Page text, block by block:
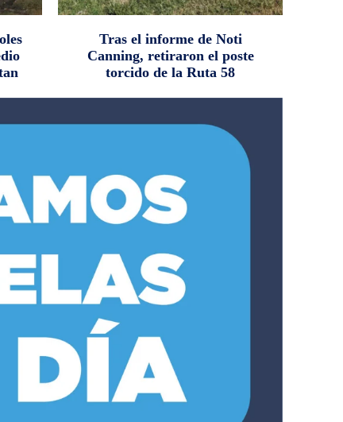
Tras el informe de Noti
Canning, retiraron el poste
torcido de la Ruta 58